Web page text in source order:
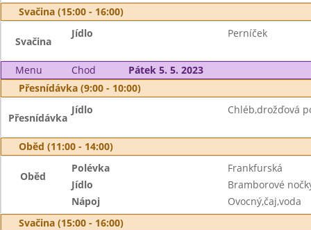
Svačina (15:00 - 16:00)
Svačina
Jídlo Perníček
Menu Chod
Pátek 5. 5. 2023
Přesnídávka (9:00 - 10:00)
Přesnídávka
Jídlo Chléb,drožďová
Oběd (11:00 - 14:00)
Oběd
Polévka
Frankfurská
Jídlo
Bramborové
Nápoj
Ovocný,čaj,voda
Svačina (15:00 - 16:00)